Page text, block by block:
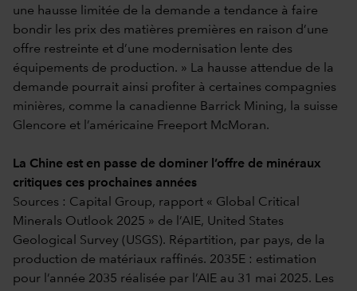
une hausse limitée de la demande a tendance à faire
bondir les prix des matières premières en raison d’une
offre restreinte et d’une modernisation lente des
équipements de production. » La hausse attendue de la
demande pourrait ainsi profiter à certaines compagnies
minières, comme la canadienne Barrick Mining, la suisse
Glencore et l’américaine Freeport McMoran.
La Chine est en passe de dominer l’offre de minéraux
critiques ces prochaines années
Sources : Capital Group, rapport « Global Critical
Minerals Outlook 2025 » de l’AIE, United States
Geological Survey (USGS). Répartition, par pays, de la
production de matériaux raffinés. 2035E : estimation
pour l’année 2035 réalisée par l’AIE au 31 mai 2025. Les